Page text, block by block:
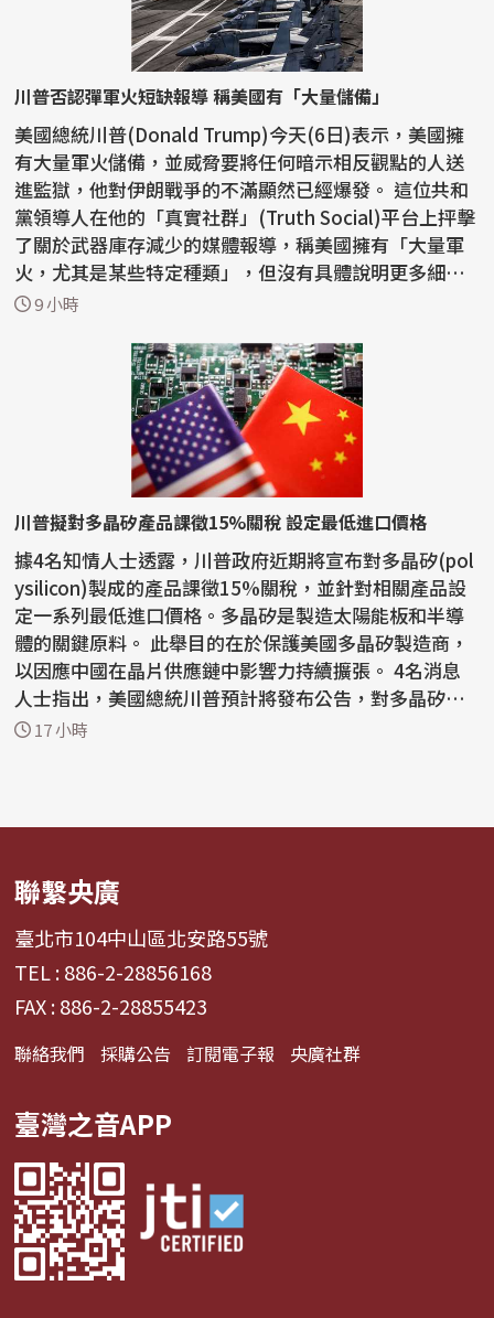
川普否認彈軍火短缺報導 稱美國有「大量儲備」
美國總統川普(Donald Trump)今天(6日)表示，美國擁
有大量軍火儲備，並威脅要將任何暗示相反觀點的人送
進監獄，他對伊朗戰爭的不滿顯然已經爆發。 這位共和
黨領導人在他的「真實社群」(Truth Social)平台上抨擊
了關於武器庫存減少的媒體報導，稱美國擁有「大量軍
火，尤其是某些特定種類」，但沒有具體說明更多細
節。...
9 小時
川普擬對多晶矽產品課徵15%關稅 設定最低進口價格
據4名知情人士透露，川普政府近期將宣布對多晶矽(pol
ysilicon)製成的產品課徵15%關稅，並針對相關產品設
定一系列最低進口價格。多晶矽是製造太陽能板和半導
體的關鍵原料。 此舉目的在於保護美國多晶矽製造商，
以因應中國在晶片供應鏈中影響力持續擴張。 4名消息
人士指出，美國總統川普預計將發布公告，對多晶矽、
矽晶...
17 小時
聯繫央廣
臺北市104中山區北安路55號
TEL : 886-2-28856168
FAX : 886-2-28855423
聯絡我們 採購公告 訂閱電子報 央廣社群
臺灣之音APP